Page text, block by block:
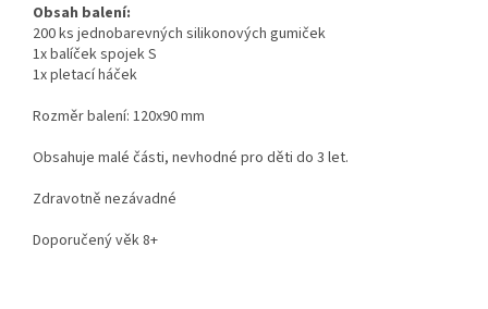
Obsah balení:
200 ks jednobarevných silikonových gumiček
1x balíček spojek S
1x pletací háček
Rozměr balení: 120x90 mm
Obsahuje malé části, nevhodné pro děti do 3 let.
Zdravotně nezávadné
Doporučený věk 8+